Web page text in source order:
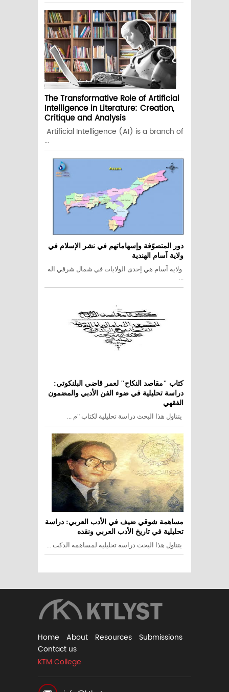
The Transformative Role of Artificial
Intelligence in Literature: Creation,
Critique and Analysis
Artificial Intelligence (AI) is a branch of
...
دور المتصوّفة وإسهاماتهم في نشر الإسلام في
ولاية آسام الهندية
ولاية آسام هي إحدى الولايات في شمال شرقي اله
...
كتاب "مقاصد النكاح" لعمر قاضي البلنكوتي:
دراسة تحليلية في ضوء الفن الأدبي والمضمون
الفقهي
يتناول هذا البحث دراسة تحليلية لكتاب "م ...
مساهمة شوقي ضيف في الأدب العربي: دراسة
تحليلية في تاريخ الأدب العربي ونقده
يتناول هذا البحث دراسة تحليلية لمساهمة الدكت ...
Home About Resources
Submissions
Contact us
KTM College